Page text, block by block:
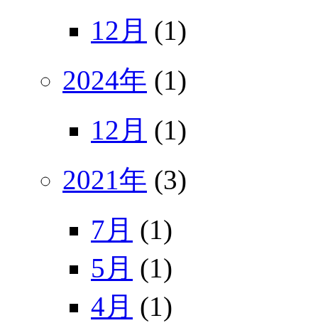
12月 (1)
2024年 (1)
12月 (1)
2021年 (3)
7月 (1)
5月 (1)
4月 (1)